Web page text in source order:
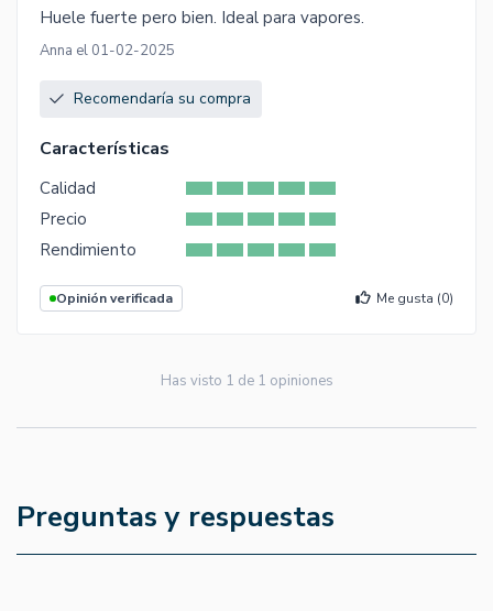
Huele fuerte pero bien. Ideal para vapores.
Anna el 01-02-2025
Recomendaría su compra
Características
Calidad
Precio
Rendimiento
Opinión verificada Me gusta (0)
Has visto 1 de 1 opiniones
Preguntas y respuestas